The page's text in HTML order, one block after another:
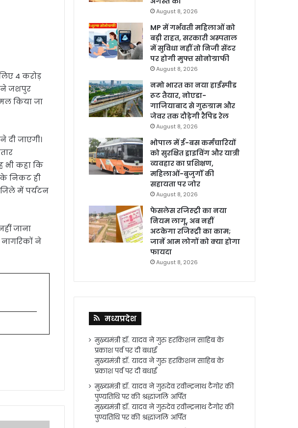
4 करोड़
जशपुर
किया जा
दी जाएगी।
भी कहा कि
निकट ही
जिले में पर्यटन
जाना
नागरिकों ने
August 8, 2026
MP में गर्भवती महिलाओं को
बड़ी राहत, सरकारी अस्पताल
में सुविधा नहीं तो निजी सेंटर
पर होगी मुफ्त सोनोग्राफी
August 8, 2026
नमो भारत का नया हाईस्पीड
रूट तैयार, नोएडा-
गाजियाबाद से गुरुग्राम और
जेवर तक दौड़ेगी रैपिड रेल
August 8, 2026
भोपाल में ई-बस कर्मचारियों
को सुरक्षित ड्राइविंग और यात्री
व्यवहार का प्रशिक्षण,
महिलाओं-बुजुर्गों की
सहायता पर जोर
August 8, 2026
फेसलेस रजिस्ट्री का नया
नियम लागू, अब नहीं
अटकेगा रजिस्ट्री का काम;
जानें आम लोगों को क्या होगा
फायदा
August 8, 2026
मध्यप्रदेश
मुख्यमंत्री डॉ. यादव ने गुरु हरकिशन साहिब के
प्रकाश पर्व पर दी बधाई
मुख्यमंत्री डॉ. यादव ने गुरु हरकिशन साहिब के
प्रकाश पर्व पर दी बधाई
मुख्यमंत्री डॉ. यादव ने गुरुदेव रवीन्द्रनाथ टैगोर की
पुण्यतिथि पर की श्रद्धांजलि अर्पित
मुख्यमंत्री डॉ. यादव ने गुरुदेव रवीन्द्रनाथ टैगोर की
पुण्यतिथि पर की श्रद्धांजलि अर्पित